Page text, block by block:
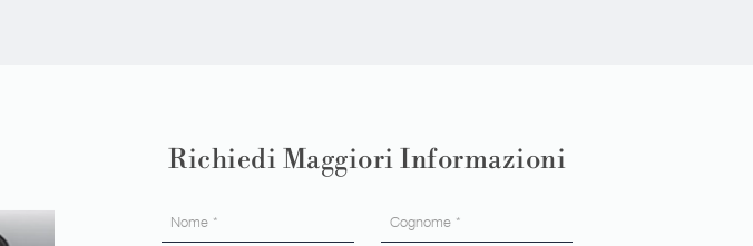
Richiedi Maggiori Informazioni